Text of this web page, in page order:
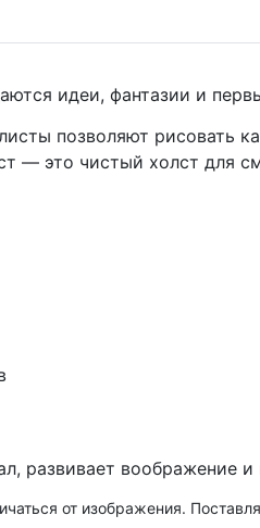
идеи, фантазии и
позволяют рисовать
— это чистый холст для
развивает
от изображения.